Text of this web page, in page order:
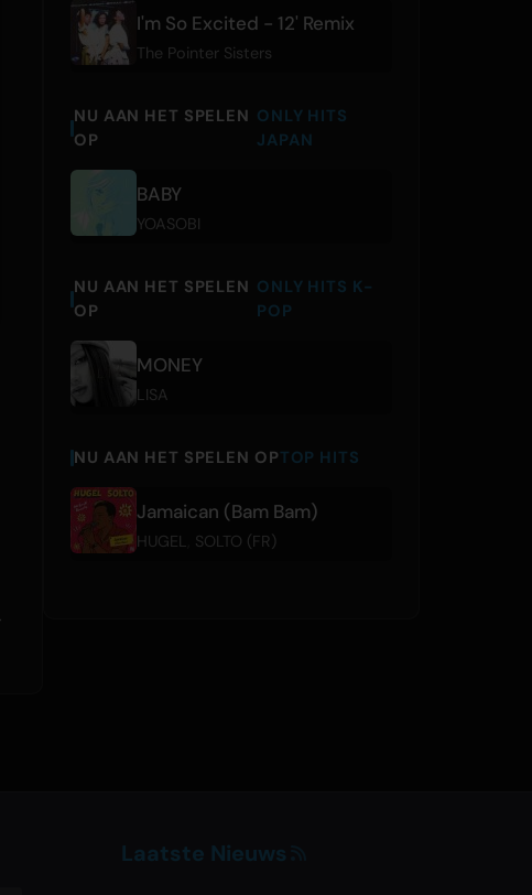
I'm So Excited - 12' Remix
The Pointer Sisters
NU AAN HET SPELEN
OP
ONLY HITS
JAPAN
BABY
YOASOBI
NU AAN HET SPELEN
OP
ONLY HITS K-
POP
MONEY
LISA
NU AAN HET SPELEN OPTOP HITS
Jamaican (Bam Bam)
HUGEL SOLTO (FR)
Laatste Nieuws